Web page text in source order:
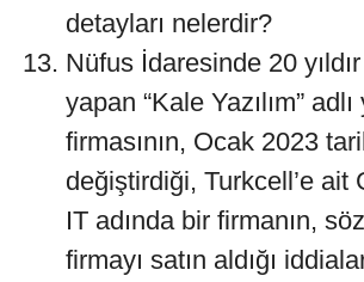
detayları nelerdir?
Nüfus İdaresinde 20 yıldır
yapan “Kale Yazılım” adlı
firmasının, Ocak 2023
değiştirdiği, Turkcell’e ait
IT adında bir firmanın,
firmayı satın aldığı